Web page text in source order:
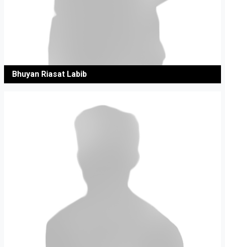
Bhuyan Riasat Labib